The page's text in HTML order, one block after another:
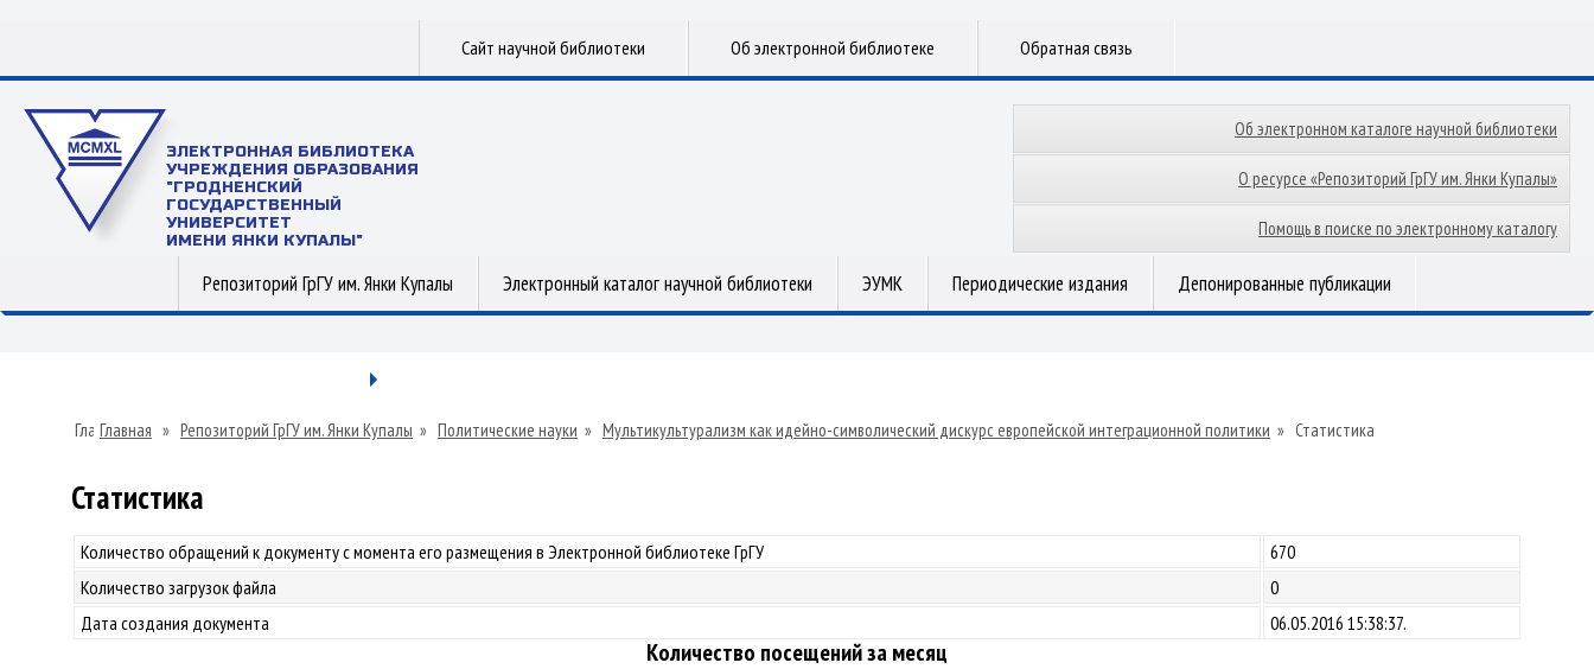
Сайт научной библиотеки Об электронной библиотеке Обратная связь
ЭЛЕКТРОННАЯ БИБЛИОТЕКА
УЧРЕЖДЕНИЯ ОБРАЗОВАНИЯ
"ГРОДНЕНСКИЙ
ГОСУДАРСТВЕННЫЙ
УНИВЕРСИТЕТ
ИМЕНИ ЯНКИ КУПАЛЫ"
Об электронном каталоге научной библиотеки
О ресурсе «Репозиторий ГрГУ им. Янки Купалы»
Помощь в поиске по электронному каталогу
Репозиторий ГрГУ им. Янки Купалы Электронный каталог научной библиотеки ЭУМК Периодические издания Депонированные публикации
Главная » Репозиторий ГрГУ им. Янки Купалы » Политические науки » Мультикультурализм как идейно-символический дискурс европейской интеграционной политики » Статистика
Статистика
Количество обращений к документу с момента его размещения в Электронной библиотеке ГрГУ
670
Количество загрузок файла
0
Дата создания документа
06.05.2016 15:38:37.
Количество посещений за месяц